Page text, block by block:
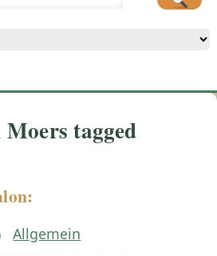
tagged
Allgemein